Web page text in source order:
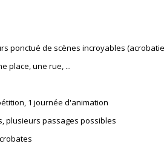
ponctué de scènes incroyables
place, une rue, ...
1 journée d'animation
plusieurs passages possibles